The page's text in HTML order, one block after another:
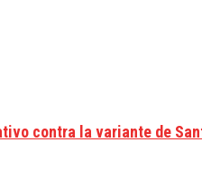
contra la variante de